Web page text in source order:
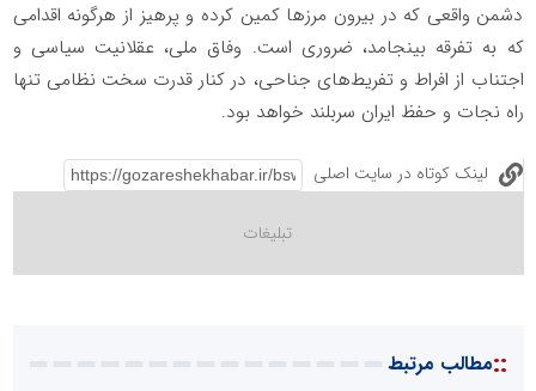
دشمن واقعی که در بیرون مرزها کمین کرده و پرهیز از هرگونه اقدامی
که به تفرقه بینجامد، ضروری است. وفاق ملی، عقلانیت سیاسی و
اجتناب از افراط و تفریط‌های جناحی، در کنار قدرت سخت نظامی تنها
راه نجات و حفظ ایران سربلند خواهد بود.
لینک کوتاه در سایت اصلی
::مطالب مرتبط